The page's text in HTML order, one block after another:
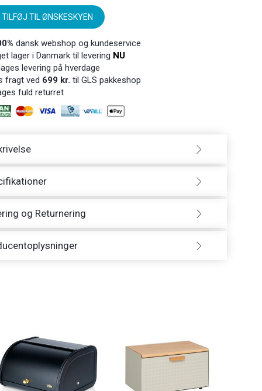
TILFØJ TIL ØNSKESKYEN
dansk webshop og kundeservice
lager i Danmark til levering NU
levering på hverdage
fragt ved 699 kr. til GLS pakkeshop
fuld returret
og Returnering